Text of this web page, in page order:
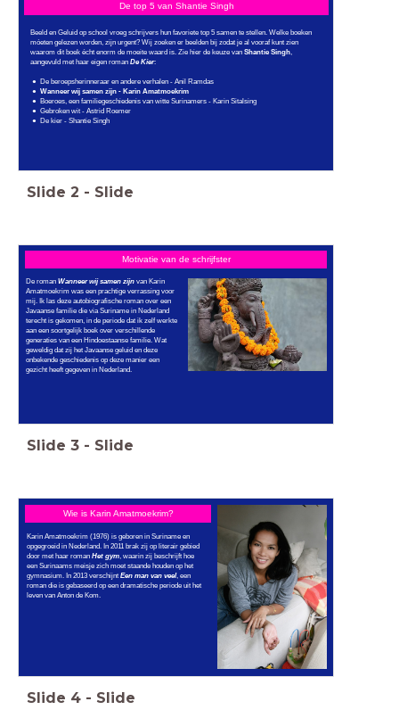
De top 5 van Shantie Singh
Beeld en Geluid op school vroeg schrijvers hun favoriete top 5 samen te stellen. Welke boeken
móeten gelezen worden, zijn urgent? Wij zoeken er beelden bij zodat je al vooraf kunt zien
waarom dit boek écht enorm de moeite waard is. Zie hier de keuze van Shantie Singh,
aangevuld met haar eigen roman De Kier:
De beroepsherinneraar en andere verhalen - Anil Ramdas
Wanneer wij samen zijn - Karin Amatmoekrim
Boeroes, een familiegeschiedenis van witte Surinamers - Karin Sitalsing
Gebroken wit - Astrid Roemer
De kier - Shantie Singh
Slide 2 - Slide
Motivatie van de schrijfster
De romanWanneer wij samen zijn van Karin
Amatmoekrim was een prachtige verrassing voor
mij. Ik las deze autobiografische roman over een
Javaanse familie die via Suriname in Nederland
terecht is gekomen, in de periode dat ik zelf werkte
aan een soortgelijk boek over verschillende
generaties van een Hindoestaanse familie. Wat
geweldig dat zij het Javaanse geluid en deze
onbekende geschiedenis op deze manier een
gezicht heeft gegeven in Nederland.
Slide 3 - Slide
Wie is Karin Amatmoekrim?
Karin Amatmoekrim (1976) is geboren in Suriname en
opgegroeid in Nederland. In 2011 brak zij op literair gebied
door met haar roman Het gym, waarin zij beschrijft hoe
een Surinaams meisje zich moet staande houden op het
gymnasium. In 2013 verschijnt Een man van veel, een
roman die is gebaseerd op een dramatische periode uit het
leven van Anton de Kom.
Slide 4 - Slide